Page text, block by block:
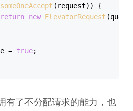
someOneAccept (request)) {
return new ElevatorRequest
=
true;
有了不分配请求的能力，也